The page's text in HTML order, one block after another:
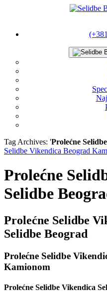
Tag Archives: 'Prolećne
Selidbe Vikendica Beograd
Prolećne
Selidbe
Prolećne Selidbe
Selidbe Beograd
Prolećne Selidbe
Kamionom
Prolećne Selidbe Vikendica